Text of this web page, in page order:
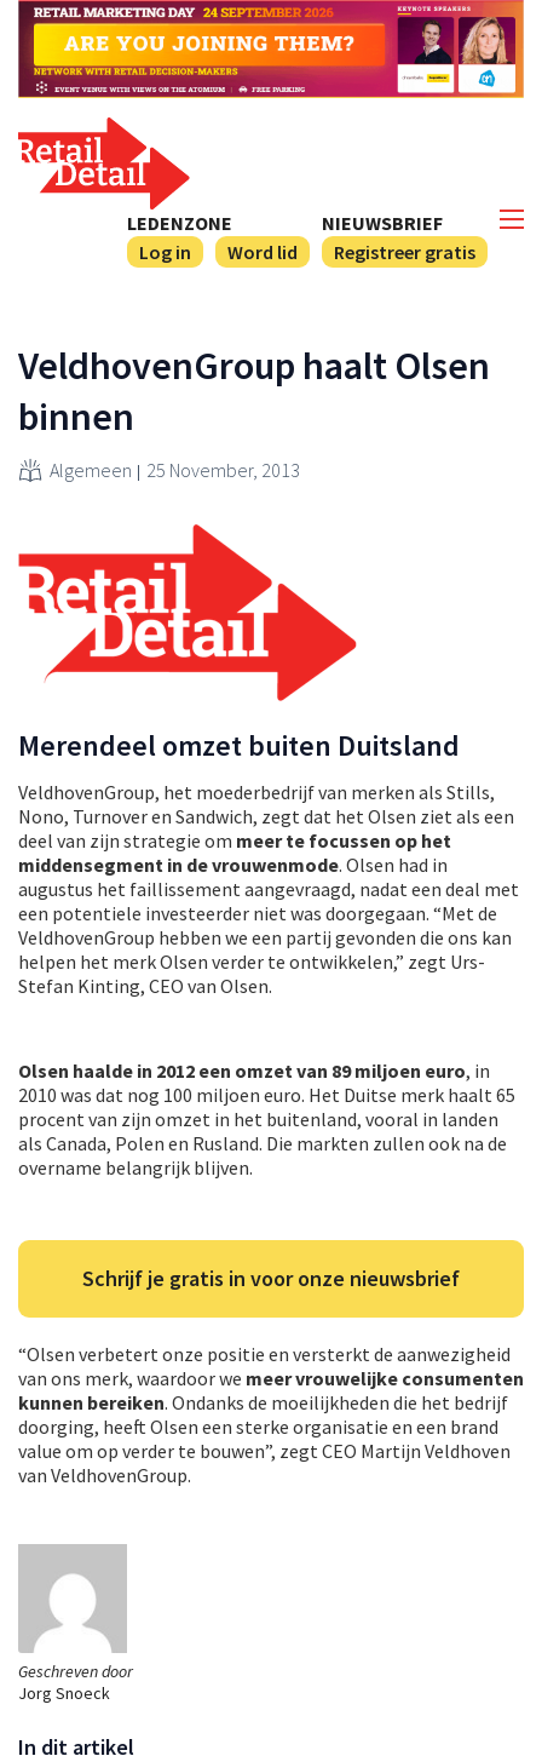
NIEUWSBRIEF
Registreer gratis
LEDENZONE
Log in
Word lid
Geschreven door
Jorg Snoeck
In dit artikel
VeldhovenGroup haalt Olsen
binnen
Algemeen 25 November, 2013
Merendeel omzet buiten Duitsland
VeldhovenGroup, het moederbedrijf van merken als Stills,
Nono, Turnover en Sandwich, zegt dat het Olsen ziet als een
deel van zijn strategie om meer te focussen op het
middensegment in de vrouwenmode. Olsen had in
augustus het faillissement aangevraagd, nadat een deal met
een potentiele investeerder niet was doorgegaan. “Met de
VeldhovenGroup hebben we een partij gevonden die ons kan
helpen het merk Olsen verder te ontwikkelen,” zegt Urs-
Stefan Kinting, CEO van Olsen.
Olsen haalde in 2012 een omzet van 89 miljoen euro, in
2010 was dat nog 100 miljoen euro. Het Duitse merk haalt 65
procent van zijn omzet in het buitenland, vooral in landen
als Canada, Polen en Rusland. Die markten zullen ook na de
overname belangrijk blijven.
Schrijf je gratis in voor onze nieuwsbrief
“Olsen verbetert onze positie en versterkt de aanwezigheid
van ons merk, waardoor we meer vrouwelijke consumenten
kunnen bereiken. Ondanks de moeilijkheden die het bedrijf
doorging, heeft Olsen een sterke organisatie en een brand
value om op verder te bouwen”, zegt CEO Martijn Veldhoven
van VeldhovenGroup.